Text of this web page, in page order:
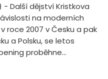
- Další dějství Kristkova
na moderních
roce 2007 v Česku a pak
a Polsku, se letos
proběhne...